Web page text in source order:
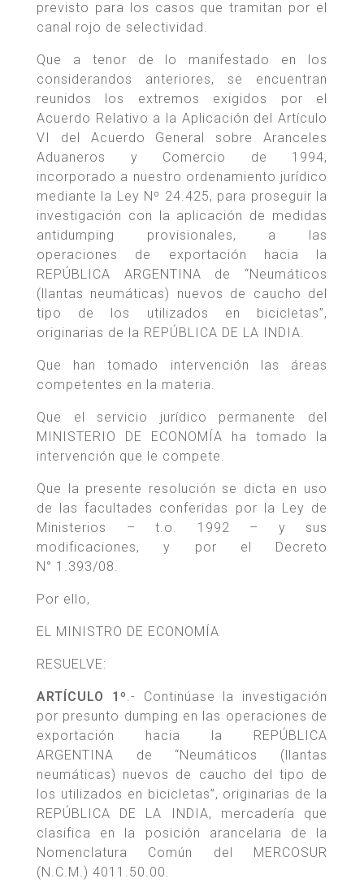
previsto para los casos que tramitan por el
canal rojo de selectividad.
Que a tenor de lo manifestado en los
considerandos anteriores, se encuentran
reunidos los extremos exigidos por el
Acuerdo Relativo a la Aplicación del Artículo
VI del Acuerdo General sobre Aranceles
Aduaneros y Comercio de 1994,
incorporado a nuestro ordenamiento jurídico
mediante la Ley Nº 24.425, para proseguir la
investigación con la aplicación de medidas
antidumping provisionales, a las
operaciones de exportación hacia la
REPÚBLICA ARGENTINA de “Neumáticos
(llantas neumáticas) nuevos de caucho del
tipo de los utilizados en bicicletas”,
originarias de la REPÚBLICA DE LA INDIA.
Que han tomado intervención las áreas
competentes en la materia.
Que el servicio jurídico permanente del
MINISTERIO DE ECONOMÍA ha tomado la
intervención que le compete.
Que la presente resolución se dicta en uso
de las facultades conferidas por la Ley de
Ministerios – t.o. 1992 – y sus
modificaciones, y por el Decreto
N° 1.393/08.
Por ello,
EL MINISTRO DE ECONOMÍA
RESUELVE:
ARTÍCULO 1º.- Continúase la investigación
por presunto dumping en las operaciones de
exportación hacia la REPÚBLICA
ARGENTINA de “Neumáticos (llantas
neumáticas) nuevos de caucho del tipo de
los utilizados en bicicletas”, originarias de la
REPÚBLICA DE LA INDIA, mercadería que
clasifica en la posición arancelaria de la
Nomenclatura Común del MERCOSUR
(N.C.M.) 4011.50.00.